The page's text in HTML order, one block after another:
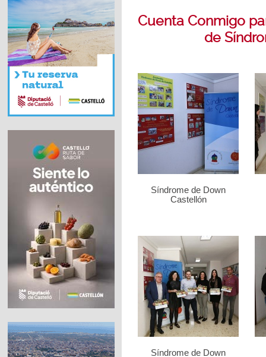
Cuenta Conmigo
de
Síndrome de Down
Castellón
Síndrome de Down